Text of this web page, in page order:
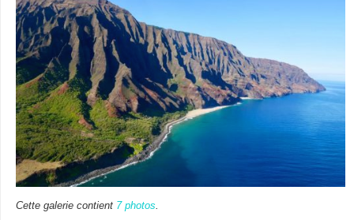
Cette galerie contient 7 photos